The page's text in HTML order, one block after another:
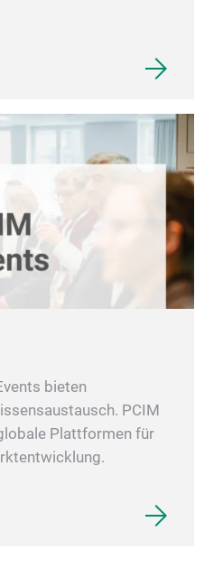
bieten
PCIM
Plattformen für